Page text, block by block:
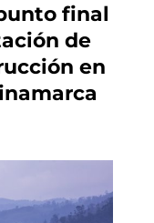
final
de
en